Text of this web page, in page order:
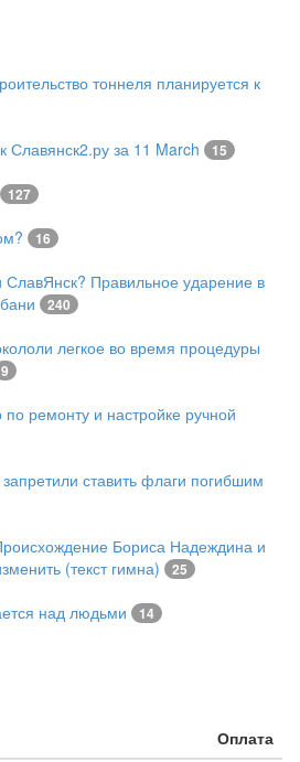
тоннеля планируется к
Славянск2.ру за 11 March 15
127
16
СлавЯнск? Правильное ударение в
240
легкое во время процедуры
9
ремонту и настройке ручной
ставить флаги погибшим
Бориса Надеждина и
(текст гимна)
25
над людьми 14
Оплата